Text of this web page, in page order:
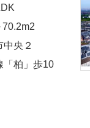
70.2m2
央２
「柏」歩10